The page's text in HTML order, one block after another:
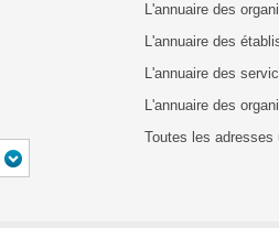
L'annuaire des
L'annuaire des
L'annuaire des
L'annuaire des
Toutes les adresses